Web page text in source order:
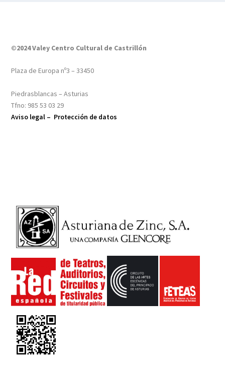
©2024 Valey Centro Cultural de Castrillón
Plaza de Europa nº3 – 33450
Piedrasblancas – Asturias
Tfno: 985 53 03 29
Aviso legal – Protección de datos